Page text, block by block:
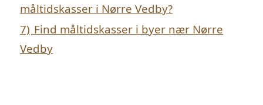
måltidskasser i Nørre Vedby?
7) Find måltidskasser i byer nær Nørre
Vedby